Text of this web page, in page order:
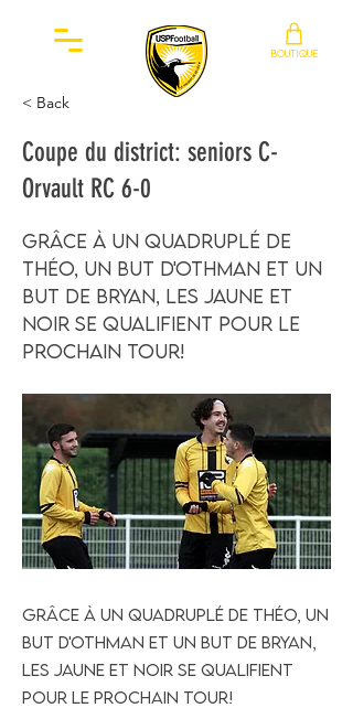
BOUTIQUE
< Back
Coupe du district: seniors C-
Orvault RC 6-0
Grâce à un quadruplé de
Théo, un but d'Othman et un
but de Bryan, les jaune et
noir se qualifient pour le
prochain tour!
Grâce à un quadruplé de Théo, un
but d'Othman et un but de Bryan,
les jaune et noir se qualifient
pour le prochain tour!